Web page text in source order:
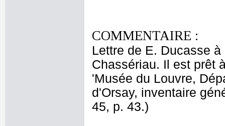
COMMENTAIRE :
Lettre de E. Ducasse
Chassériau. Il est prêt
'Musée du Louvre,
d'Orsay, inventaire
45, p. 43.)